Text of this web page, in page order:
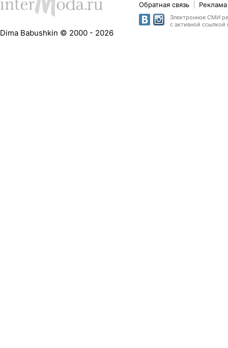
Dima Babushkin © 2000 - 2026
Обратная связь
Электронное СМИ
с активной ссылкой